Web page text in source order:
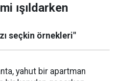
ışıldarken
seçkin örnekleri"
yahut bir apartman